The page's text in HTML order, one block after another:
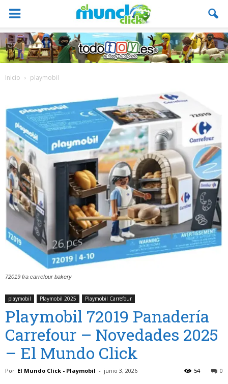
Inicio playmobil
72019 fra carrefour bakery
playmobil Playmobil 2025 Playmobil Carrefour
Playmobil 72019 Panadería
Carrefour – Novedades 2025
– El Mundo Click
Por El Mundo Click - Playmobil - junio 3, 2026 0
54